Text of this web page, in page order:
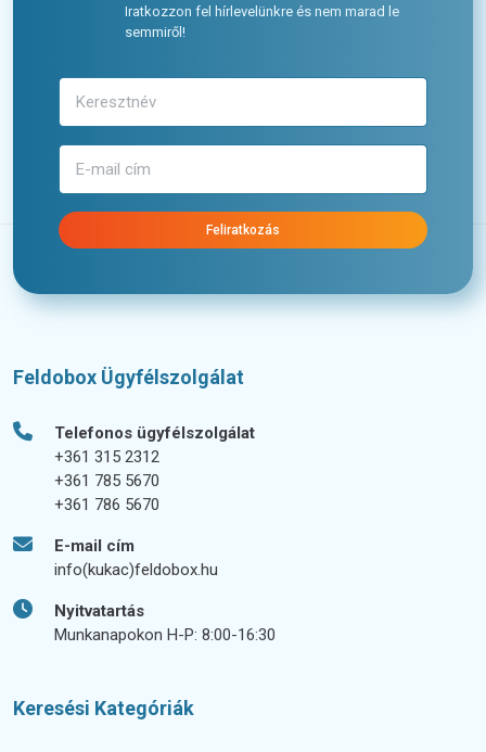
Iratkozzon fel hírlevelünkre és nem marad le
semmiről!
Feliratkozás
Feldobox Ügyfélszolgálat
Telefonos ügyfélszolgálat
+361 315 2312
+361 785 5670
+361 786 5670
E-mail cím
info(kukac)feldobox.hu
Nyitvatartás
Munkanapokon H-P: 8:00-16:30
Keresési Kategóriák